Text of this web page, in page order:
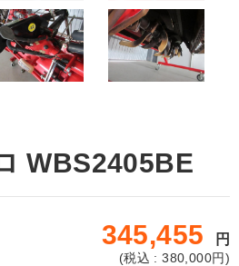
WBS2405BE
345,455 円
(税込 : 380,000円)